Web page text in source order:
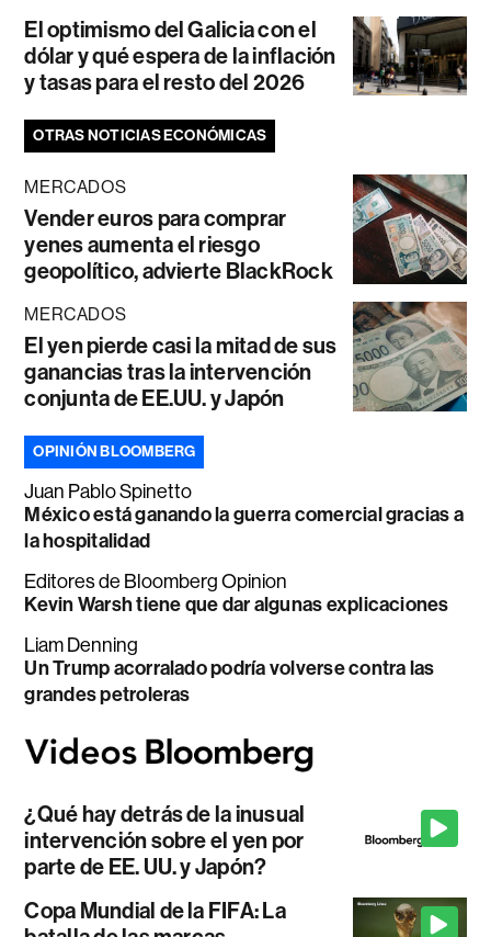
El optimismo del Galicia con el
dólar y qué espera de la inflación
y tasas para el resto del 2026
OTRAS NOTICIAS ECONÓMICAS
MERCADOS
Vender euros para comprar
yenes aumenta el riesgo
geopolítico, advierte BlackRock
MERCADOS
El yen pierde casi la mitad de sus
ganancias tras la intervención
conjunta de EE.UU. y Japón
OPINIÓN BLOOMBERG
Juan Pablo Spinetto
México está ganando la guerra comercial gracias a
la hospitalidad
Editores de Bloomberg Opinion
Kevin Warsh tiene que dar algunas explicaciones
Liam Denning
Un Trump acorralado podría volverse contra las
grandes petroleras
¿Qué hay detrás de la inusual
intervención sobre el yen por
parte de EE. UU. y Japón?
Copa Mundial de la FIFA: La